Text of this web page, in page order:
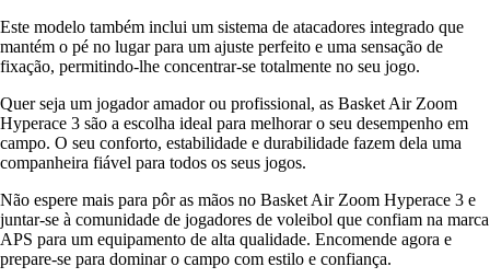
Este modelo também inclui um sistema de atacadores integrado que
mantém o pé no lugar para um ajuste perfeito e uma sensação de
fixação, permitindo-lhe concentrar-se totalmente no seu jogo.
Quer seja um jogador amador ou profissional, as Basket Air Zoom
Hyperace 3 são a escolha ideal para melhorar o seu desempenho em
campo. O seu conforto, estabilidade e durabilidade fazem dela uma
companheira fiável para todos os seus jogos.
Não espere mais para pôr as mãos no Basket Air Zoom Hyperace 3 e
juntar-se à comunidade de jogadores de voleibol que confiam na marca
APS para um equipamento de alta qualidade. Encomende agora e
prepare-se para dominar o campo com estilo e confiança.